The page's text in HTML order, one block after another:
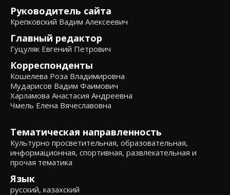
Руководитель сайта
Крепковский Вадим Алексеевич
Главный редактор
Гуцуляк Евгений Петрович
Корреспонденты
Кошелева Роза Владимировна
Мударисов Вадим Фаимович
Харламова Анастасия Андреевна
Чмель Елена Вячеславовна
Тематическая направленность
Культурно просветительная, образовательная,
информационная, спортивная, развлекательная и
прочая тематика
Язык
русский, казахский